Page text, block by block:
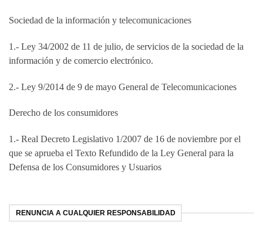
Sociedad de la información y telecomunicaciones
1.- Ley 34/2002 de 11 de julio, de servicios de la sociedad de la
información y de comercio electrónico.
2.- Ley 9/2014 de 9 de mayo General de Telecomunicaciones
Derecho de los consumidores
1.- Real Decreto Legislativo 1/2007 de 16 de noviembre por el
que se aprueba el Texto Refundido de la Ley General para la
Defensa de los Consumidores y Usuarios
RENUNCIA A CUALQUIER RESPONSABILIDAD